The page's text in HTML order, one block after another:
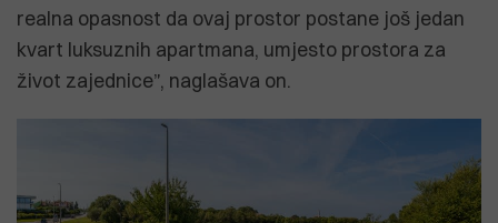
realna opasnost da ovaj prostor postane još jedan
kvart luksuznih apartmana, umjesto prostora za
život zajednice”, naglašava on.